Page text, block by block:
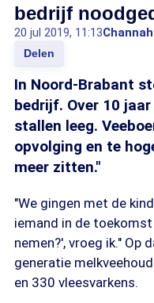
bedrijf
20 jul 2019, 11:13
Delen
In Noord-Brabant
bedrijf. Over 10
stallen leeg.
opvolging en te
meer zitten."
"We gingen met de
iemand in de
nemen?', vroeg ik." Op
generatie
en 330 vleesvarkens.